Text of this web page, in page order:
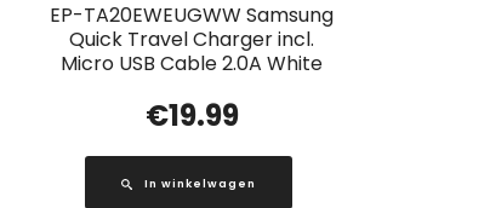
EP-TA20EWEUGWW Samsung
Quick Travel Charger incl.
Micro USB Cable 2.0A White
€19.99
In winkelwagen